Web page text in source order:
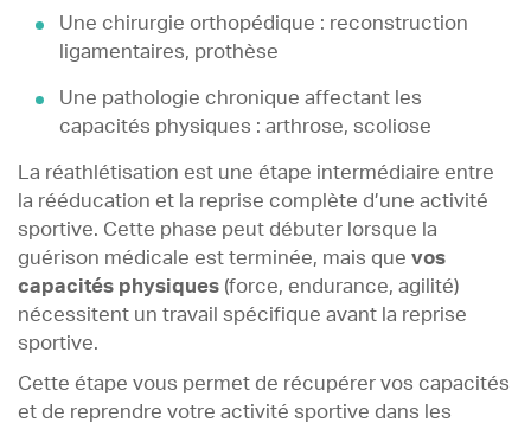
Une chirurgie orthopédique : reconstruction
ligamentaires, prothèse
Une pathologie chronique affectant les
capacités physiques : arthrose, scoliose
La réathlétisation est une étape intermédiaire entre
la rééducation et la reprise complète d’une activité
sportive. Cette phase peut débuter lorsque la
guérison médicale est terminée, mais que vos
capacités physiques (force, endurance, agilité)
nécessitent un travail spécifique avant la reprise
sportive.
Cette étape vous permet de récupérer vos capacités
et de reprendre votre activité sportive dans les